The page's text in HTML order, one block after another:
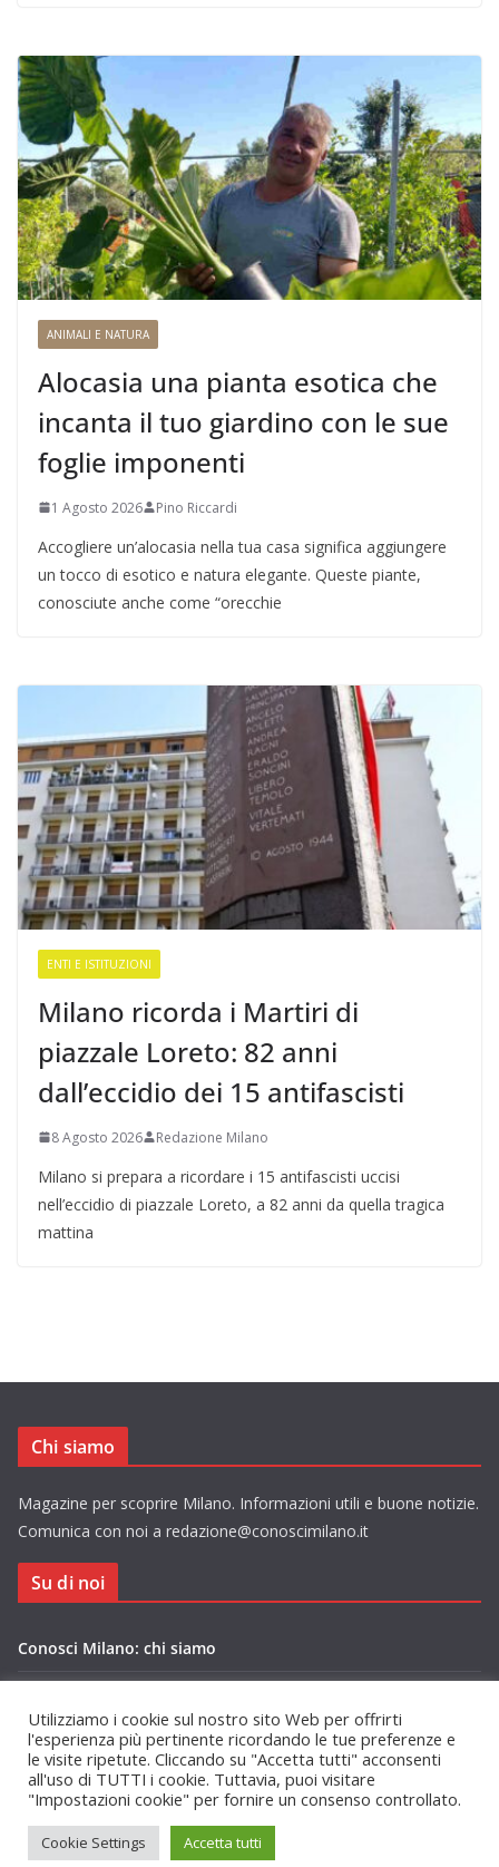
ANIMALI E NATURA
Alocasia una pianta esotica che
incanta il tuo giardino con le sue
foglie imponenti
1 Agosto 2026 Pino Riccardi
Accogliere un’alocasia nella tua casa significa aggiungere
un tocco di esotico e natura elegante. Queste piante,
conosciute anche come “orecchie
ENTI E ISTITUZIONI
Milano ricorda i Martiri di
piazzale Loreto: 82 anni
dall’eccidio dei 15 antifascisti
8 Agosto 2026 Redazione Milano
Milano si prepara a ricordare i 15 antifascisti uccisi
nell’eccidio di piazzale Loreto, a 82 anni da quella tragica
mattina
Chi siamo
Magazine per scoprire Milano. Informazioni utili e buone notizie.
Comunica con noi a redazione@conoscimilano.it
Su di noi
Conosci Milano: chi siamo
Copyright © 2026Conosci Milano
Tema:ColorMag di ThemeGrill. Powered by
Utilizziamo i cookie sul nostro sito Web per offrirti
l'esperienza più pertinente ricordando le tue preferenze e
le visite ripetute. Cliccando su "Accetta tutti" acconsenti
all'uso di TUTTI i cookie. Tuttavia, puoi visitare
"Impostazioni cookie" per fornire un consenso controllato.
Cookie Settings Accetta tutti